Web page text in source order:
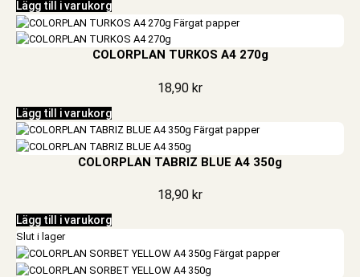
Lägg till i varukorg
COLORPLAN TURKOS A4 270g
18,90 kr
Lägg till i varukorg
COLORPLAN TABRIZ BLUE A4 350g
18,90 kr
Lägg till i varukorg
Slut i lager